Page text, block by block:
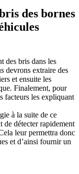
des bornes
des bris dans les
devrons extraire des
et ensuite les
Finalement, pour
facteurs les expliquant
à la suite de ce
de détecter rapidement
leur permettra donc
et d’ainsi fournir un